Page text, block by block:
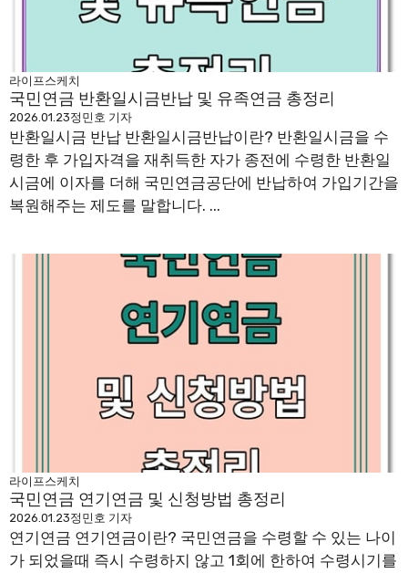
라이프스케치
국민연금 반환일시금반납 및 유족연금 총정리
2026.01.23정민호 기자
반환일시금 반납 반환일시금반납이란? 반환일시금을 수
령한 후 가입자격을 재취득한 자가 종전에 수령한 반환일
시금에 이자를 더해 국민연금공단에 반납하여 가입기간을
복원해주는 제도를 말합니다. ...
라이프스케치
국민연금 연기연금 및 신청방법 총정리
2026.01.23정민호 기자
연기연금 연기연금이란? 국민연금을 수령할 수 있는 나이
가 되었을때 즉시 수령하지 않고 1회에 한하여 수령시기를